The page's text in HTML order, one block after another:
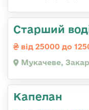
Старший
від 25000 до
Мукачеве,
Капелан